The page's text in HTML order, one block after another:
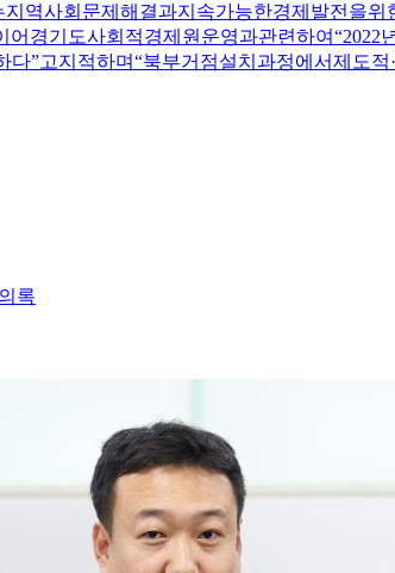
역사회문제해결과지속가능한경제발전을
어경기도사회적경제원운영과관련하여
다”고지적하며“북부거점설치과정에서제도
록